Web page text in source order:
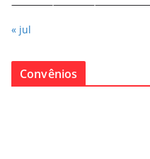
« jul
Convênios